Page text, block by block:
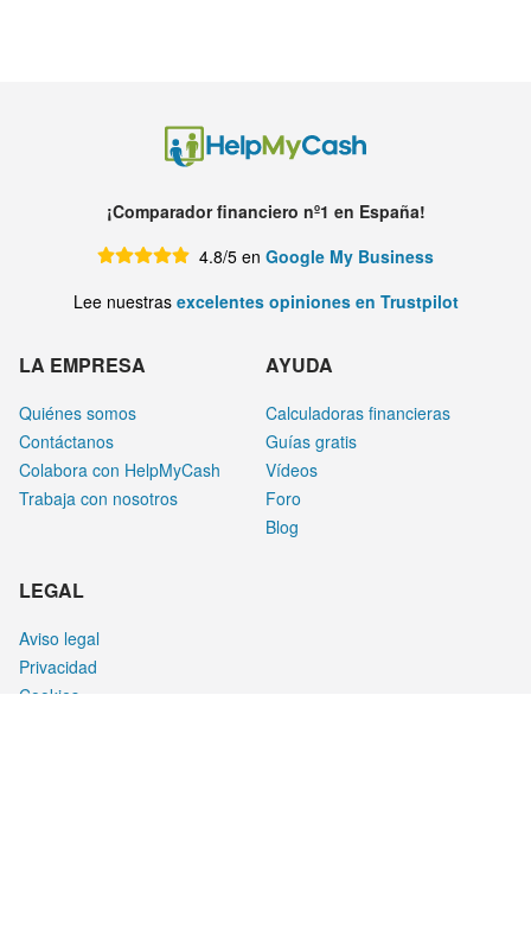
¡Comparador financiero nº1 en España!
4.8/5 en Google My Business
Lee nuestras excelentes opiniones en Trustpilot
LA EMPRESA
Quiénes somos
Contáctanos
Colabora con HelpMyCash
Trabaja con nosotros
AYUDA
Calculadoras financieras
Guías gratis
Vídeos
Foro
Blog
LEGAL
Aviso legal
Privacidad
Cookies